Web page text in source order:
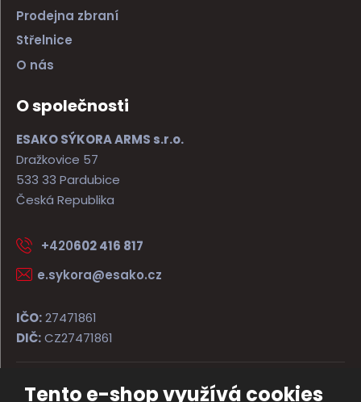
Tento e-shop využívá cookies
Prodejna zbraní
Střelnice
O nás
O společnosti
ESAKO SÝKORA ARMS s.r.o.
Dražkovice 57
533 33 Pardubice
Česká Republika
+420602 416 817
e.sykora@esako.cz
IČO:27471861
DIČ:CZ27471861